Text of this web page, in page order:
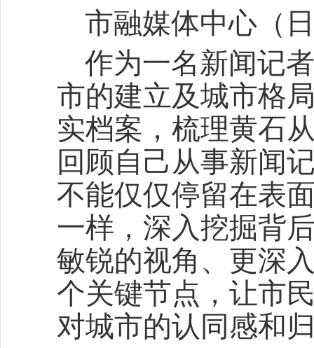
市融媒体中心（
作为一名新闻记
市的建立及城市格
实档案，梳理黄石
回顾自己从事新闻
不能仅仅停留在表
一样，深入挖掘背
敏锐的视角、更深
个关键节点，让市
对城市的认同感和